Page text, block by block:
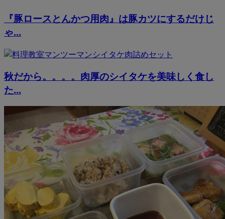
『豚ロースとんかつ用肉』は豚カツにするだけじ
ゃ...
秋だから。。。。肉厚のシイタケを美味しく食し
た...